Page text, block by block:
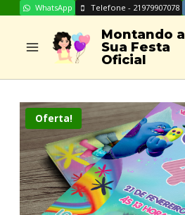
Skip
content
WhatsApp Telefone - 21979907078
Montando a
Sua Festa
Oficial
Oferta!